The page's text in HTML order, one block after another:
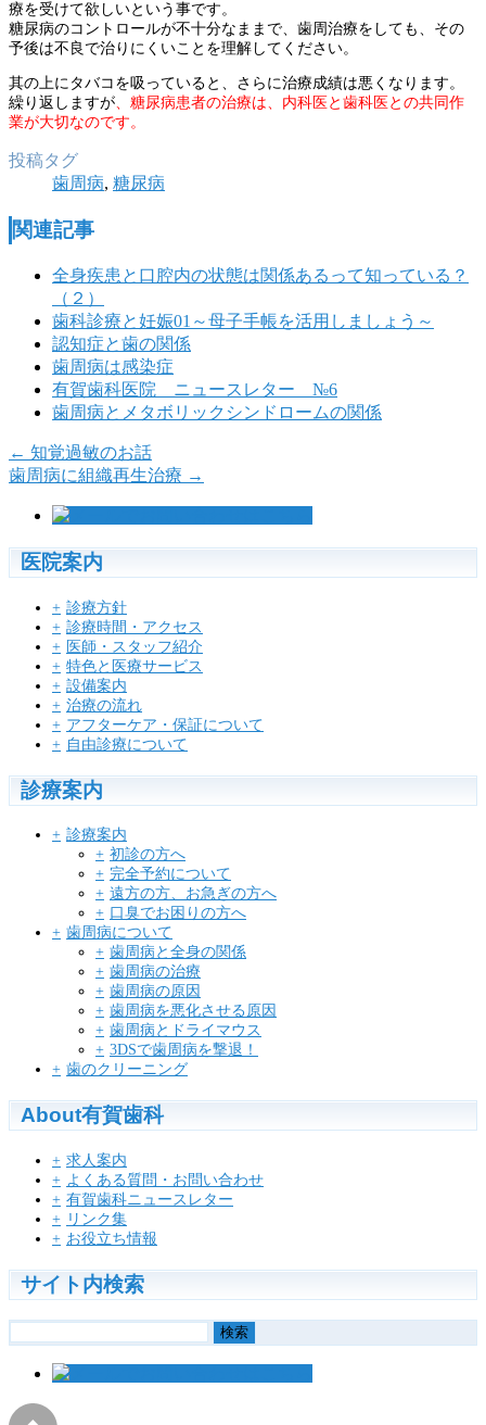
療を受けて欲しいという事です。
糖尿病のコントロールが不十分なままで、歯周治療をしても、その
予後は不良で治りにくいことを理解してください。
其の上にタバコを吸っていると、さらに治療成績は悪くなります。
繰り返しますが、糖尿病患者の治療は、内科医と歯科医との共同作
業が大切なのです。
投稿タグ
歯周病, 糖尿病
関連記事
全身疾患と口腔内の状態は関係あるって知っている？
（２）
歯科診療と妊娠01～母子手帳を活用しましょう～
認知症と歯の関係
歯周病は感染症
有賀歯科医院 ニュースレター №6
歯周病とメタボリックシンドロームの関係
← 知覚過敏のお話
歯周病に組織再生治療 →
医院案内
診療方針
診療時間・アクセス
医師・スタッフ紹介
特色と医療サービス
設備案内
治療の流れ
アフターケア・保証について
自由診療について
診療案内
診療案内
初診の方へ
完全予約について
遠方の方、お急ぎの方へ
口臭でお困りの方へ
歯周病について
歯周病と全身の関係
歯周病の治療
歯周病の原因
歯周病を悪化させる原因
歯周病とドライマウス
3DSで歯周病を撃退！
歯のクリーニング
About有賀歯科
求人案内
よくある質問・お問い合わせ
有賀歯科ニュースレター
リンク集
お役立ち情報
サイト内検索